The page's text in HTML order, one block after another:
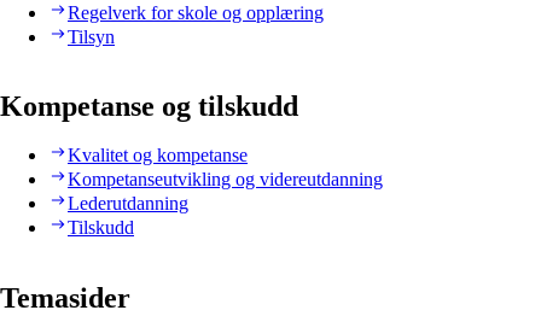
Regelverk for skole og opplæring
Tilsyn
Kompetanse og tilskudd
Kvalitet og kompetanse
Kompetanseutvikling og videreutdanning
Lederutdanning
Tilskudd
Temasider